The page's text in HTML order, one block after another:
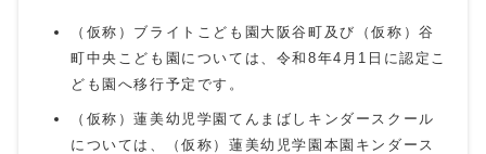
（仮称）ブライトこども園大阪谷町及び（仮称）谷
町中央こども園については、令和8年4月1日に認定こ
ども園へ移行予定です。
（仮称）蓮美幼児学園てんまばしキンダースクール
については、（仮称）蓮美幼児学園本園キンダース